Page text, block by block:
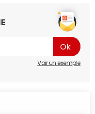
Voir un exemple